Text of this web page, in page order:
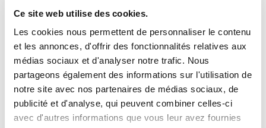
Ce site web utilise des cookies.
Les cookies nous permettent de personnaliser le contenu
et les annonces, d'offrir des fonctionnalités relatives aux
médias sociaux et d'analyser notre trafic. Nous
partageons également des informations sur l'utilisation de
notre site avec nos partenaires de médias sociaux, de
publicité et d'analyse, qui peuvent combiner celles-ci
avec d'autres informations que vous leur avez fournies
Psaumes, avec des questions, des
commentaires et des liens vers des
ressources pour la prière. Vous pouvez
l’utiliser seul.e ou en groupe pour
trouver la paix de Dieu pour votre vie,
votre communauté et les campus du
monde entier.